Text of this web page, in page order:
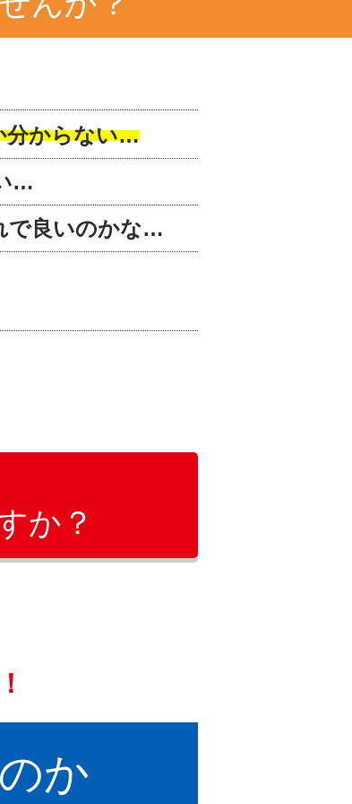
分からない…
…
で良いのかな…
か？
か